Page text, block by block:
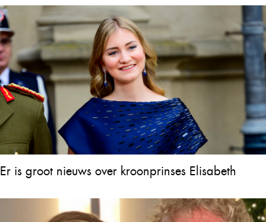
achterlaat
Er is groot nieuws over kroonprinses Elisabeth